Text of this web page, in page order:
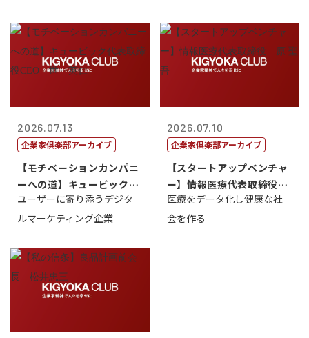
2026.07.13
企業家倶楽部アーカイブ
【モチベーションカンパニ
ーへの道】キュービック代
表取締役CE...
ユーザーに寄り添うデジタ
ルマーケティング企業
2026.07.10
企業家倶楽部アーカイブ
【スタートアップベンチャ
ー】情報医療代表取締役
原 聖吾
医療をデータ化し健康な社
会を作る